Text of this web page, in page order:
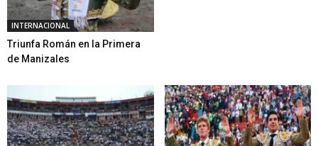
INTERNACIONAL
Triunfa Román en la Primera
de Manizales